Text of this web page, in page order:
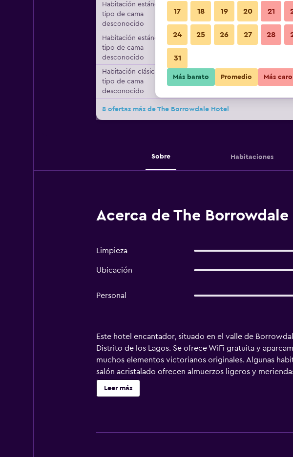
Habitación estándar,
tipo de cama
desconocido
$229
Habitación estándar,
tipo de cama
desconocido
Habitación clásica,
tipo de cama
desconocido
$234
8 ofertas más de The Borrowdale Hotel
Sobre Habitaciones
Acerca de The
Limpieza
Ubicación
Personal
Este hotel encantador, situado en el valle de
Distrito de los Lagos. Se ofrece WiFi gratuita y
muchos elementos victorianos originales. Algunas
salón acristalado ofrecen almuerzos ligeros y
montañas de los alrededores. El restaurante,
amable.
Leer más
17 18 19 20 21
24 25 26 27 28
31
Más barato Promedio Más caro